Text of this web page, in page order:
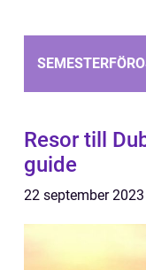
Resor till
guide
22 september 2023